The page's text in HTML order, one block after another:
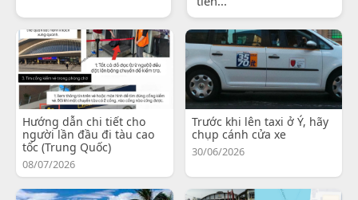
Hướng dẫn chi tiết cho
người lần đầu đi tàu cao
tốc (Trung Quốc)
08/07/2026
Trước khi lên taxi ở Ý, hãy
chụp cánh cửa xe
30/06/2026